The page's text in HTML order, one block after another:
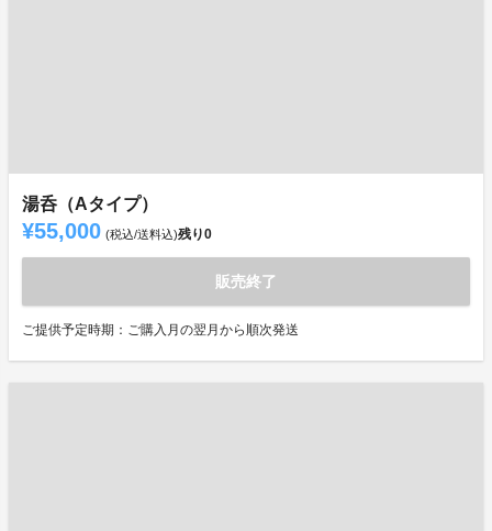
湯呑（Aタイプ）
¥55,000 (税込/送料込)残り0
販売終了
ご提供予定時期：ご購入月の翌月から順次発送